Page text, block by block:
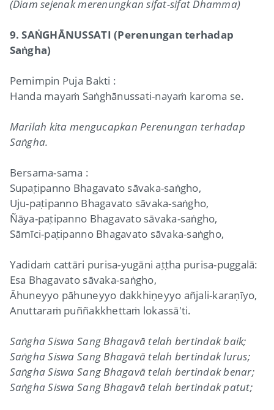
(Diam sejenak merenungkan sifat-sifat Dhamma)
9. SAṄGHĀNUSSATI (Perenungan terhadap
Saṅgha)
Pemimpin Puja Bakti :
Handa mayaṁ Saṅghānussati-nayaṁ karoma se.
Marilah kita mengucapkan Perenungan terhadap
Saṅgha.
Bersama-sama :
Supaṭipanno Bhagavato sāvaka-saṅgho,
Uju-paṭipanno Bhagavato sāvaka-saṅgho,
Ñāya-paṭipanno Bhagavato sāvaka-saṅgho,
Sāmīci-paṭipanno Bhagavato sāvaka-saṅgho,
Yadidaṁ cattāri purisa-yugāni aṭṭha purisa-puggalā:
Esa Bhagavato sāvaka-saṅgho,
Āhuneyyo pāhuneyyo dakkhiṇeyyo añjali-karaṇīyo,
Anuttaraṁ puññakkhettaṁ lokassā'ti.
Saṅgha Siswa Sang Bhagavā telah bertindak baik;
Saṅgha Siswa Sang Bhagavā telah bertindak lurus;
Saṅgha Siswa Sang Bhagavā telah bertindak benar;
Saṅgha Siswa Sang Bhagavā telah bertindak patut;